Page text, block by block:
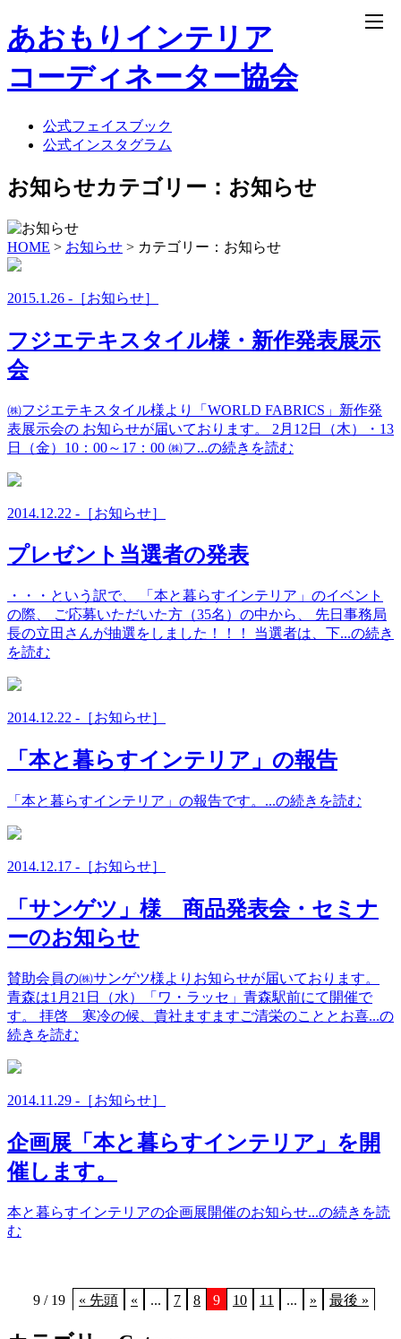
あおもりインテリア
コーディネーター協会
NEWS
NEWS
イベントのご案内
メーカーからの情報
BLOG
about IC
about IC
インテリアコーディネーターって？
about IC
AICについて
AIC会員一覧
join AIC
公式フェイスブック
公式インスタグラム
お知らせカテゴリー：お知らせ
HOME > お知らせ > カテゴリー：お知らせ
2015.1.26 -［お知らせ］
フジエテキスタイル様・新作発表展示
会
㈱フジエテキスタイル様より「WORLD FABRICS」新作発
表展示会の お知らせが届いております。 2月12日（木）・13
日（金）10：00～17：00 ㈱フ...の続きを読む
2014.12.22 -［お知らせ］
プレゼント当選者の発表
・・・という訳で、 「本と暮らすインテリア」のイベント
の際、 ご応募いただいた方（35名）の中から、 先日事務局
長の立田さんが抽選をしました！！！ 当選者は、下...の続き
を読む
2014.12.22 -［お知らせ］
「本と暮らすインテリア」の報告
「本と暮らすインテリア」の報告です。...の続きを読む
2014.12.17 -［お知らせ］
「サンゲツ」様 商品発表会・セミナ
ーのお知らせ
賛助会員の㈱サンゲツ様よりお知らせが届いております。
青森は1月21日（水）「ワ・ラッセ」青森駅前にて開催で
す。 拝啓 寒冷の候、貴社ますますご清栄のこととお喜...の
続きを読む
2014.11.29 -［お知らせ］
企画展「本と暮らすインテリア」を開
催します。
本と暮らすインテリアの企画展開催のお知らせ...の続きを読
む
9 / 19 « 先頭 « ... 7 8 9 10 11 ... » 最後 »